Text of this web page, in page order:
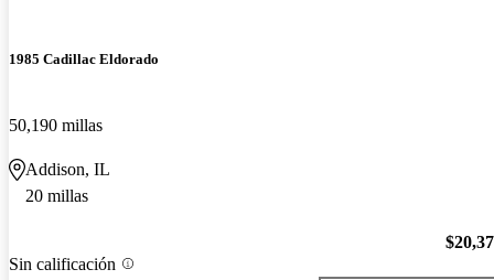
1985 Cadillac Eldorado
50,190 millas
Addison, IL
20 millas
Sin calificación